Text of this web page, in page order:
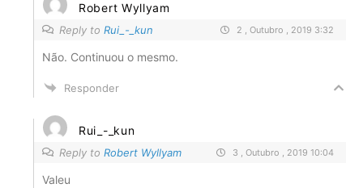
Robert Wyllyam
Reply to Rui_-_kun 2 , Outubro , 2019 3:32
Não. Continuou o mesmo.
Responder
Rui_-_kun
Reply to Robert Wyllyam 3 , Outubro , 2019 10:04
Valeu